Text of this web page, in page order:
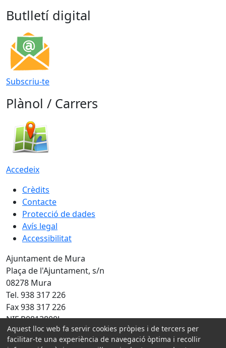
Butlletí digital
Subscriu-te
Plànol / Carrers
Accedeix
Crèdits
Contacte
Protecció de dades
Avís legal
Accessibilitat
Ajuntament de Mura
Plaça de l'Ajuntament, s/n
08278 Mura
Tel. 938 317 226
Fax 938 317 226
NIF P0813800J
Amb la col·laboració de:
Aquest lloc web fa servir cookies pròpies i de tercers per
facilitar-te una experiència de navegació òptima i recollir